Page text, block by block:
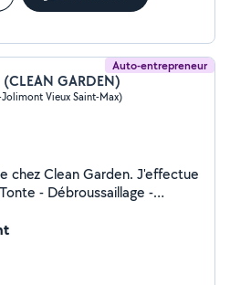
Auto-entrepreneur
GARDEN)
Vieux Saint-Max)
chez Clean Garden. J'effectue
-
déchets